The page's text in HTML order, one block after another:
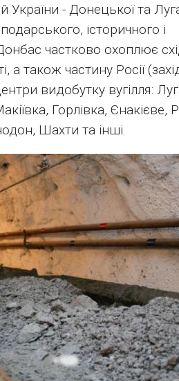
- Донецької та
історичного і
частково охоплює
а також частину Росії
видобутку вугілля:
Горлівка, Єнакієве,
Шахти та інші.